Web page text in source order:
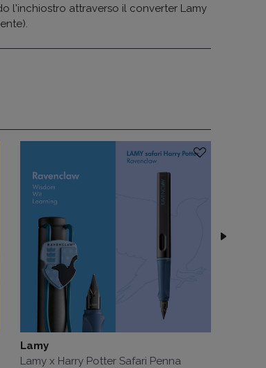
l'inchiostro attraverso il converter Lamy
Lamy
Lamy x Harry Potter Safari Penna